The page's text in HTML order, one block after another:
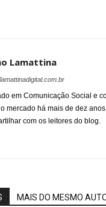
Lamattina
em Comunicação Social e
mercado há mais de dez
com os leitores do blog.
MAIS DO MESMO